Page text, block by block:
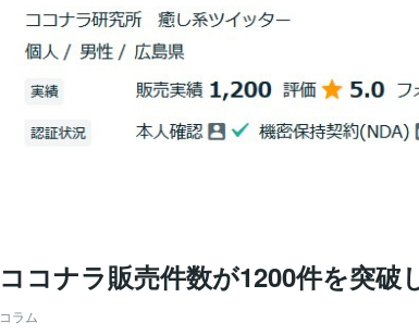
ココナラ販売件数が1200件を突破
コラム